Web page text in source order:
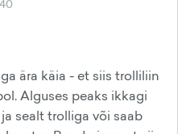
ära käia - et siis trolliliin
Alguses peaks ikkagi
sealt trolliga või saab